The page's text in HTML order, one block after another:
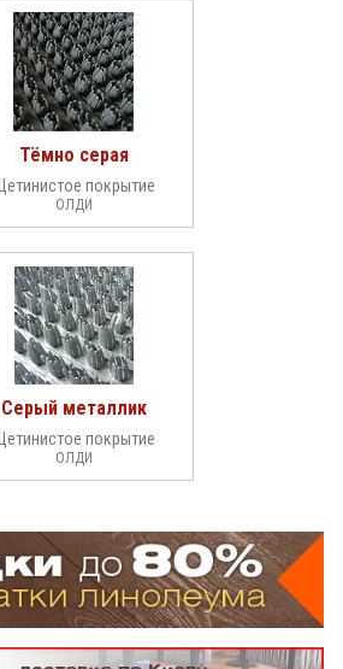
Тёмно серая
Щетинистое покрытие
ОЛДИ
Серый металлик
Щетинистое покрытие
ОЛДИ